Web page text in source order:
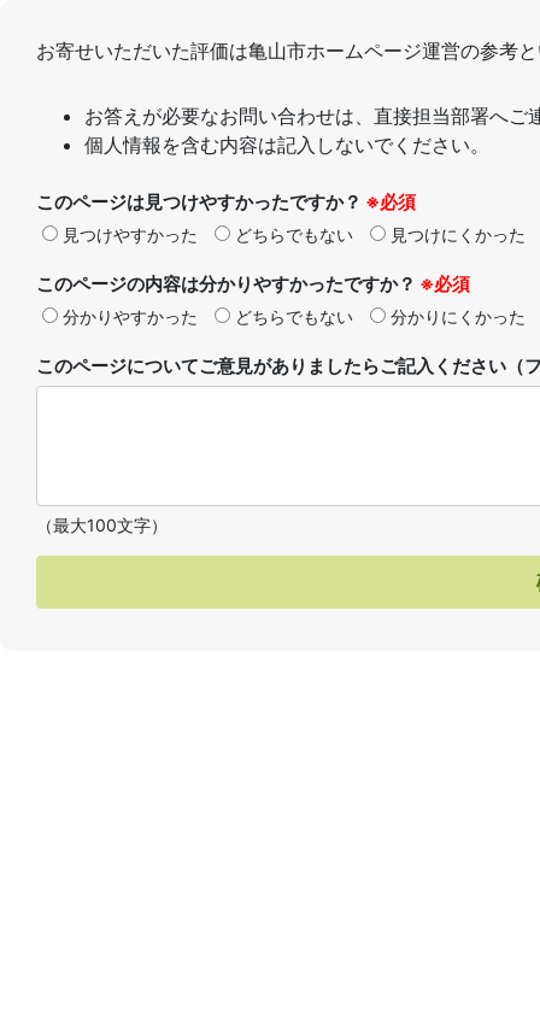
お寄せいただいた評価は亀山市ホームページ運営の参考
お答えが必要なお問い合わせは、直接担当部署へご
個人情報を含む内容は記入しないでください。
このページは見つけやすかったですか？ ※必須
見つけやすかった どちらでもない 見つけにくかった
このページの内容は分かりやすかったですか？ ※必須
分かりやすかった どちらでもない 分かりにくかった
このページについてご意見がありましたらご記入ください
（最大100文字）